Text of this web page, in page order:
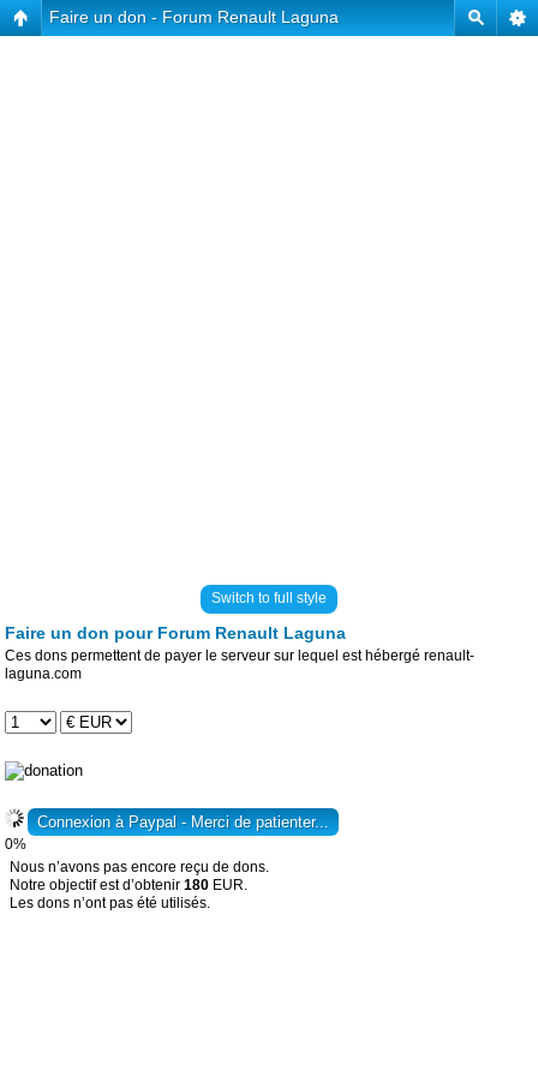
Faire un don - Forum Renault Laguna
Switch to full style
Faire un don pour Forum Renault Laguna
Ces dons permettent de payer le serveur sur lequel est hébergé renault-
laguna.com
0%
Nous n’avons pas encore reçu de dons.
Notre objectif est d’obtenir 180 EUR.
Les dons n’ont pas été utilisés.